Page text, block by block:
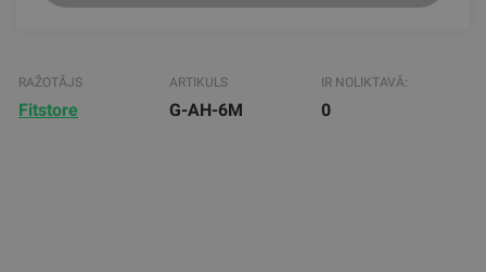
RAŽOTĀJS
Fitstore
ARTIKULS
G-AH-6M
IR NOLIKTAVĀ:
0